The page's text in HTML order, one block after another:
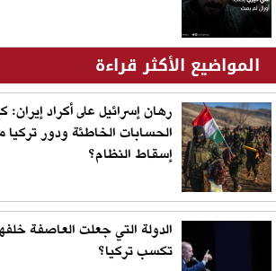
المواضيع الأكثر قراءة
رهان إسرائيل على أكراد
الحسابات الخاطئة ودور
إسقاط النظام؟
الدولة التي جعلت العاصفة
تكسب تركيا؟